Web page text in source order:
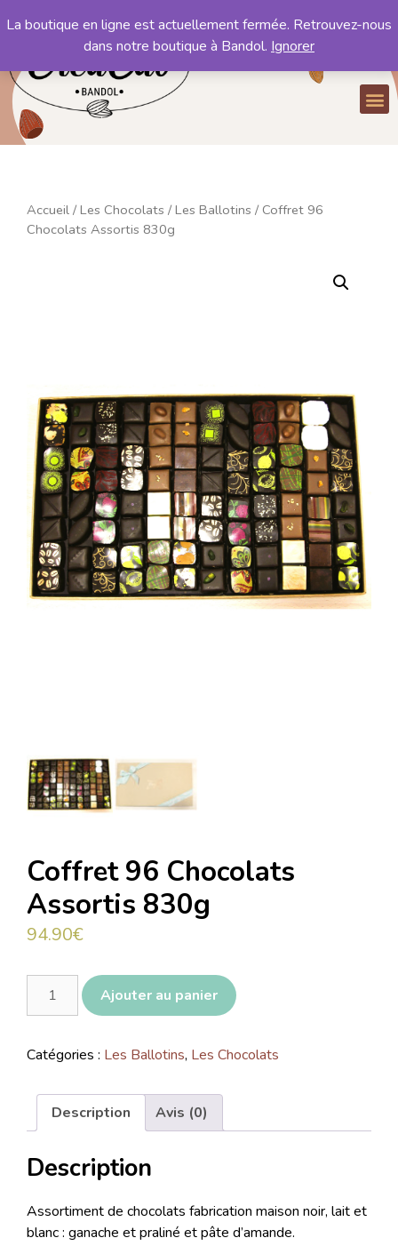
Mon compte
Accueil / Les Chocolats / Les Ballotins / Coffret 96
Chocolats Assortis 830g
Coffret 96 Chocolats
Assortis 830g
94.90€
Ajouter au panier
Catégories : Les Ballotins, Les Chocolats
Description Avis (0)
Description
Assortiment de chocolats fabrication maison noir, lait et
blanc : ganache et praliné et pâte d’amande.
La boutique en ligne est actuellement fermée. Retrouvez-nous
dans notre boutique à Bandol. Ignorer